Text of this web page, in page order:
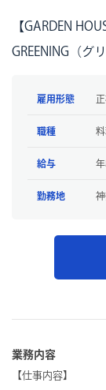
【GARDEN
GREENING（グ
雇用形態
職種
給与
勤務地 神
業務内容
【仕事内容】